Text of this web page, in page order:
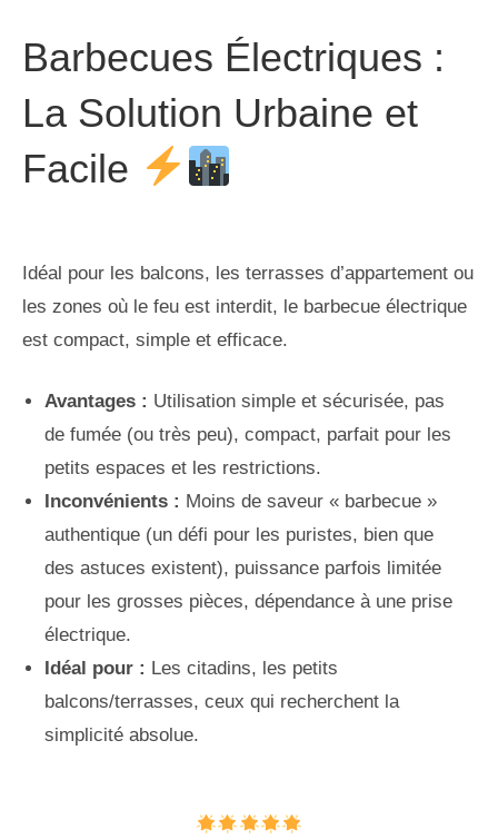
Barbecues Électriques :
La Solution Urbaine et
Facile
Idéal pour les balcons, les terrasses d’appartement ou
les zones où le feu est interdit, le barbecue électrique
est compact, simple et efficace.
Avantages : Utilisation simple et sécurisée, pas
de fumée (ou très peu), compact, parfait pour les
petits espaces et les restrictions.
Inconvénients : Moins de saveur « barbecue »
authentique (un défi pour les puristes, bien que
des astuces existent), puissance parfois limitée
pour les grosses pièces, dépendance à une prise
électrique.
Idéal pour : Les citadins, les petits
balcons/terrasses, ceux qui recherchent la
simplicité absolue.